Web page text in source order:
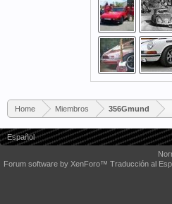
Home Miembros 356Gmund
Español
Forum software by XenForo™ Traducción al